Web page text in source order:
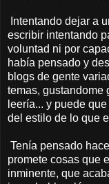
Intentando dejar a
escribir intentando
voluntad ni por
había pensado y
blogs de gente
temas, gustandome
leería... y puede
del estilo de lo que
Tenía pensado
promete cosas que
inminente, que